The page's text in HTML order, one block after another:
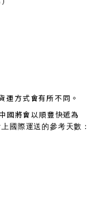
運方式會有所不同。
國將會以順豐快遞為
國際運送的參考天數：